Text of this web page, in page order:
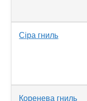
Сіра гниль
Коренева гниль